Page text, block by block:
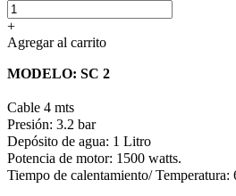
+
Agregar al carrito
MODELO: SC 2
Cable 4 mts
Presión: 3.2 bar
Depósito de agua: 1 Litro
Potencia de motor: 1500 watts.
Tiempo de calentamiento/ Temperatura: